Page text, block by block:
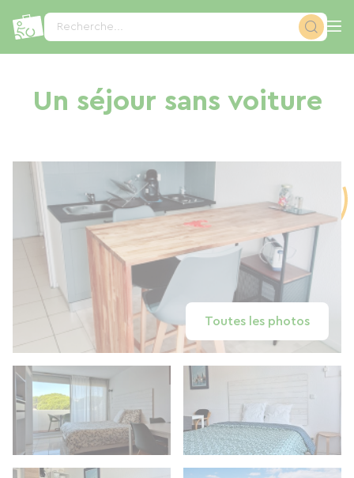
Recherche...
Un séjour sans voiture
Toutes les photos
Panneau de gestion des cookies